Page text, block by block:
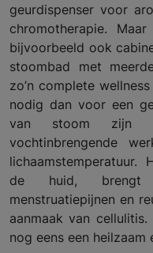
geurdispenser voor
chromotherapie.
bijvoorbeeld ook
stoombad met
zo’n complete
nodig dan voor een
van stoom zijn
vochtinbrengende
de huid, brengt
menstruatiepijnen en
aanmaak van
nog eens een